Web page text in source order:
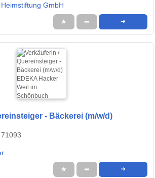
GmbH
★ ➦ ➜
- Bäckerei (m/w/d)
★ ➦ ➜